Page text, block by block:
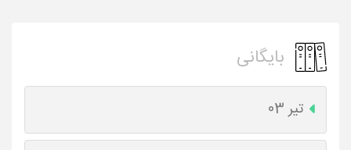
بایگانی
تیر 03